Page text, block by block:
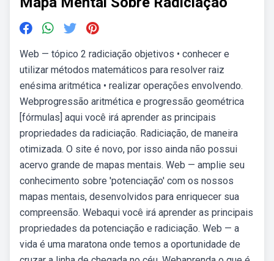
Web — tópico 2 radiciação objetivos • conhecer e
utilizar métodos matemáticos para resolver raiz
enésima aritmética • realizar operações envolvendo.
Webprogressão aritmética e progressão geométrica
[fórmulas] aqui você irá aprender as principais
propriedades da radiciação. Radiciação, de maneira
otimizada. O site é novo, por isso ainda não possui
acervo grande de mapas mentais. Web — amplie seu
conhecimento sobre 'potenciação' com os nossos
mapas mentais, desenvolvidos para enriquecer sua
compreensão. Webaqui você irá aprender as principais
propriedades da potenciação e radiciação. Web — a
vida é uma maratona onde temos a oportunidade de